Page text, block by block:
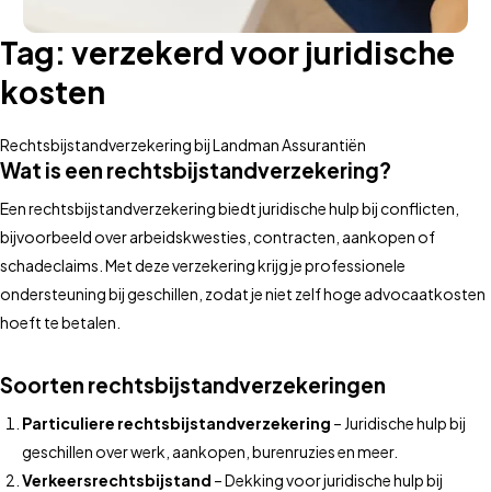
Tag: verzekerd voor juridische
kosten
Rechtsbijstandverzekering bij Landman Assurantiën
Wat is een rechtsbijstandverzekering?
Een rechtsbijstandverzekering biedt juridische hulp bij conflicten,
bijvoorbeeld over arbeidskwesties, contracten, aankopen of
schadeclaims. Met deze verzekering krijg je professionele
ondersteuning bij geschillen, zodat je niet zelf hoge advocaatkosten
hoeft te betalen.
Soorten rechtsbijstandverzekeringen
Particuliere rechtsbijstandverzekering – Juridische hulp bij
geschillen over werk, aankopen, burenruzies en meer.
Verkeersrechtsbijstand – Dekking voor juridische hulp bij